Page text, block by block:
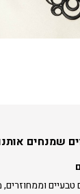
שמנחים
טבעיים